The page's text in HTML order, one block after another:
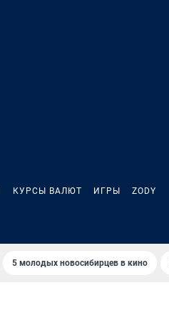
КУРСЫ ВАЛЮТ ИГРЫ ZODY
5 молодых новосибирцев в кино